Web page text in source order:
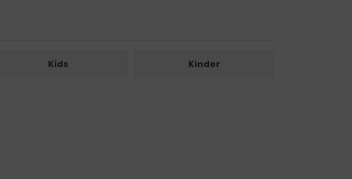
Kids Kinder